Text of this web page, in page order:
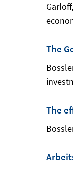
The
The